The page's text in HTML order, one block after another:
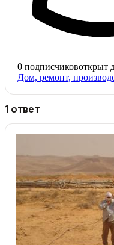
0 подписчиковоткрыт
Дом, ремонт,
1 ответ